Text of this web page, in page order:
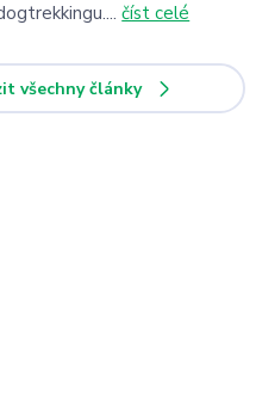
číst celé
všechny články